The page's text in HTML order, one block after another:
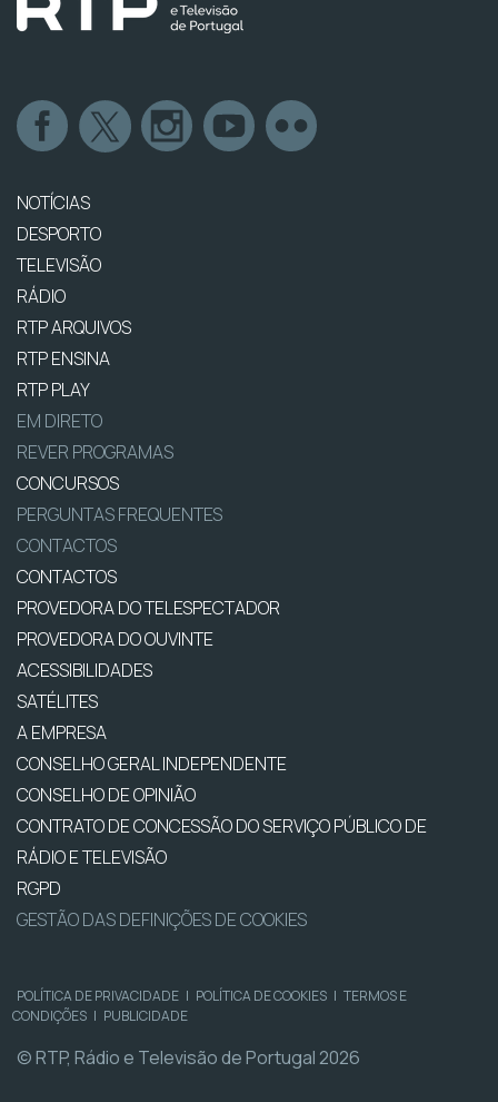
NOTÍCIAS
DESPORTO
TELEVISÃO
RÁDIO
RTP ARQUIVOS
RTP ENSINA
RTP PLAY
EM DIRETO
REVER PROGRAMAS
CONCURSOS
PERGUNTAS FREQUENTES
CONTACTOS
CONTACTOS
PROVEDORA DO TELESPECTADOR
PROVEDORA DO OUVINTE
ACESSIBILIDADES
SATÉLITES
A EMPRESA
CONSELHO GERAL INDEPENDENTE
CONSELHO DE OPINIÃO
CONTRATO DE CONCESSÃO DO SERVIÇO PÚBLICO DE
RÁDIO E TELEVISÃO
RGPD
GESTÃO DAS DEFINIÇÕES DE COOKIES
POLÍTICA DE PRIVACIDADE | POLÍTICA DE COOKIES | TERMOS E
CONDIÇÕES | PUBLICIDADE
© RTP, Rádio e Televisão de Portugal 2026